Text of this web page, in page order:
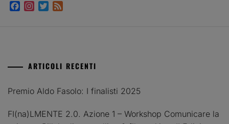
Facebook
Instagram
Twitter
ARTICOLI RECENTI
Premio Aldo Fasolo: I finalisti 2025
FI(na)LMENTE 2.0. Azione 1 – Workshop Comunicare la